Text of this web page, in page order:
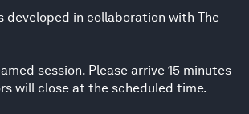
developed in collaboration with The
session. Please arrive 15 minutes
will close at the scheduled time.